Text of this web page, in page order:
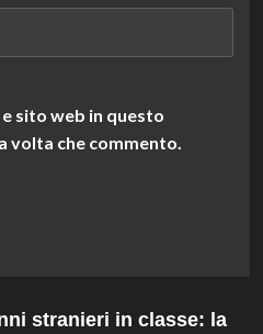
sito web in questo
volta che commento.
stranieri in classe: la